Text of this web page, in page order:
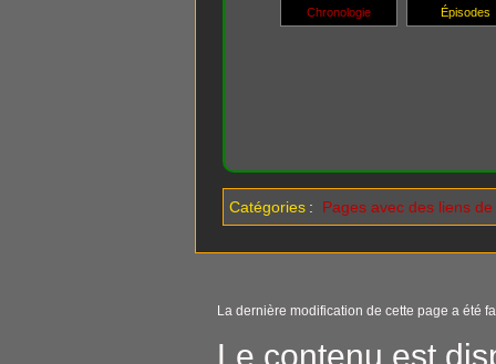
Chronologie Épisodes
Catégories : Pages avec des liens
La dernière modification de cette page a été
Le contenu est